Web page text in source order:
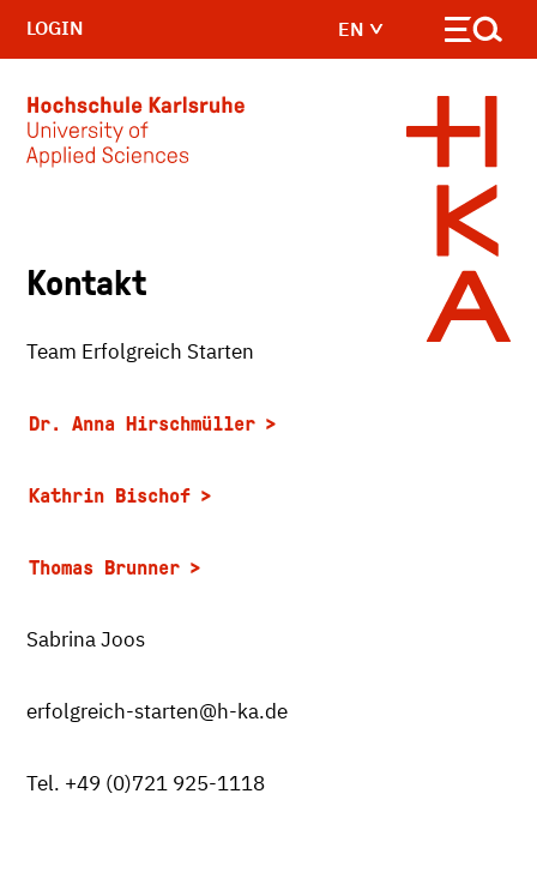
EN
LOGIN
Kontakt
Team Erfolgreich Starten
Dr. Anna Hirschmüller
Kathrin Bischof
Thomas Brunner
Sabrina Joos
erfolgreich-starten@h-ka.de
Tel. +49 (0)721 925-1118